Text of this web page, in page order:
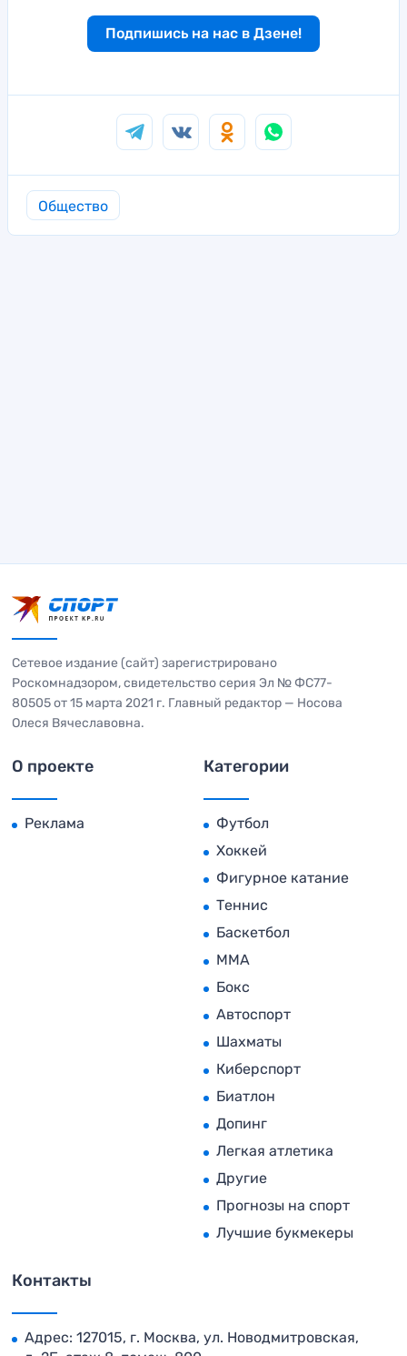
Подпишись на нас в Дзене!
Общество
Сетевое издание (сайт) зарегистрировано
Роскомнадзором, свидетельство серия Эл № ФС77-
80505 от 15 марта 2021 г. Главный редактор — Носова
Олеся Вячеславовна.
О проекте
Реклама
Категории
Футбол
Хоккей
Фигурное катание
Теннис
Баскетбол
MMA
Бокс
Автоспорт
Шахматы
Киберспорт
Биатлон
Допинг
Легкая атлетика
Другие
Прогнозы на спорт
Лучшие букмекеры
Контакты
Адрес: 127015, г. Москва, ул. Новодмитровская,